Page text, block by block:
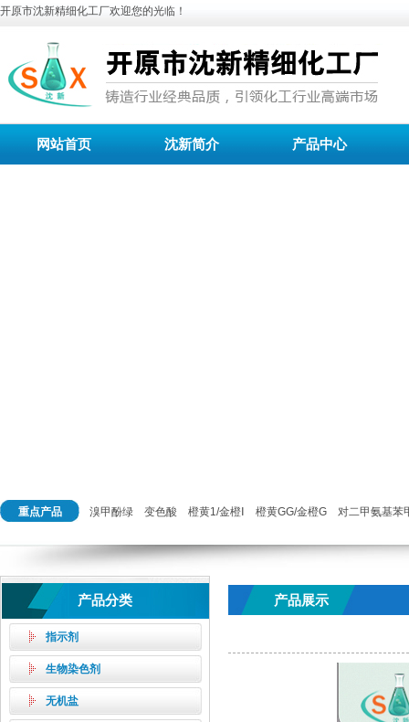
开原市沈新精细化工厂欢迎您的光临！
网站首页 沈新简介 产品中心
重点产品 溴甲酚绿 变色酸 橙黄1/金橙Ⅰ 橙黄GG/金橙G 对二甲氨基苯
产品分类
指示剂
生物染色剂
无机盐
产品展示